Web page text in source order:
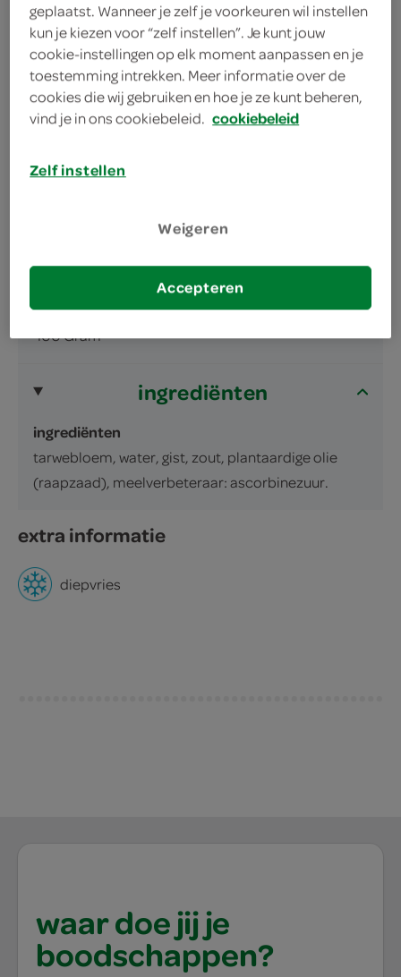
Let op: aanbiedingen zijn niet zichtbaar bij de
producten, maar worden wél automatisch
verwerkt in de winkelmand.
omschrijving
inhoud en gewicht
400 Gram
ingrediënten
ingrediënten
tarwebloem, water, gist, zout, plantaardige olie
(raapzaad), meelverbeteraar: ascorbinezuur.
extra informatie
diepvries
waar doe jij je
boodschappen?
geplaatst. Wanneer je zelf je voorkeuren wil instellen
kun je kiezen voor “zelf instellen”. Je kunt jouw
cookie-instellingen op elk moment aanpassen en je
toestemming intrekken. Meer informatie over de
cookies die wij gebruiken en hoe je ze kunt beheren,
vind je in ons cookiebeleid. cookiebeleid
Zelf instellen
Weigeren
Accepteren